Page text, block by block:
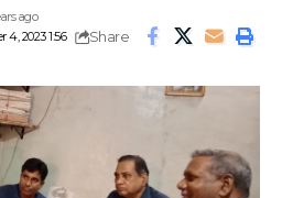
4, 2023 1:56
ago
Share